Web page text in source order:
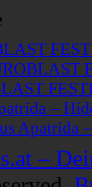
–
Apatrida
–